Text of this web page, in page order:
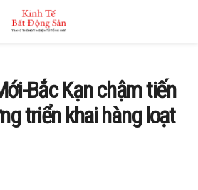
Bắc Kạn chậm tiến
triển khai hàng loạt